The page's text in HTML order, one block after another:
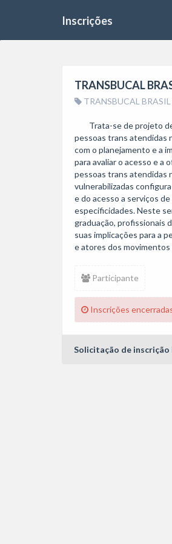
Inscrições
TRANSBUCAL
TRANSBUCAL BRASIL
pessoas trans atendidas
com o planejamento e a
para avaliar o acesso e a
pessoas trans atendidas
vulnerabilizadas
e do acesso a serviços
especificidades. Neste
graduação, profissionais
suas implicações para a
e atores dos
Participante
Inscrições
Solicitação de inscrição